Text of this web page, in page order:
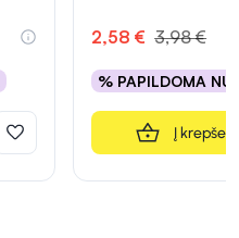
2,58 € 3,98 €
% PAPILDOMA
Į krepšelį